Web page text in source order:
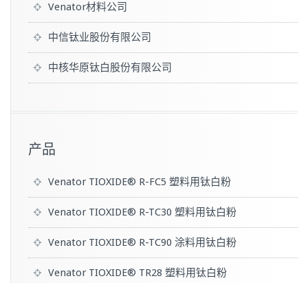
Venator材料公司
中信钛业股份有限公司
中核华原钛白股份有限公司
产品
Venator TIOXIDE® R-FC5 塑料用钛白粉
Venator TIOXIDE® R-TC30 塑料用钛白粉
Venator TIOXIDE® R-TC90 涂料用钛白粉
Venator TIOXIDE® TR28 塑料用钛白粉